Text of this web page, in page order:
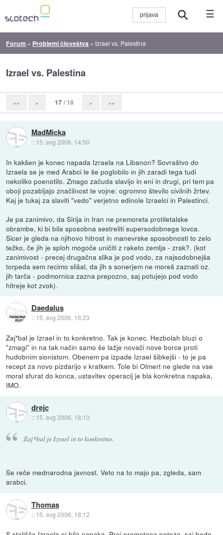
☰
Forum » Problemi človeštva » Izrael vs. Palestina
Izrael vs. Palestina
«« « 17 / 18 » »»
MadMicka
:: 15. avg 2006, 14:50
In kakšen je konec napada Izraela na Libanon? Sovraštvo do
Izraela se je med Arabci le še poglobilo in jih zaradi tega tudi
nekoliko poenotilo. Zmago začuda slavijo in eni in drugi, pri tem pa
oboji pozabljajo značilnost te vojne: ogromno število civilnih žrtev.
Kaj je tukaj za slaviti "vedo" verjetno edinole Izraelci in Palestinci.
Je pa zanimivo, da Sirija in Iran ne premoreta protiletalske
obrambe, ki bi bila sposobna sestreliti supersodobnega lovca.
Sicer je gleda na njihovo hitrost in manevrske sposobnosti to zelo
težko, če jih je sploh mogoče uničiti z raketo zemlja - zrak?. (kot
zanimivost - precej drugačna slika je pod vodo, za najsodobnejša
torpeda sem recimo slišal, da jih s sonerjem ne moreš zaznati oz.
jih tarča - podmornica zazna prepozno, saj potujejo pod vodo
hitreje kot zvok).
Daedalus
:: 15. avg 2006, 16:23
Zaj*bal je Izrael in to konkretno. Tak je konec. Hezbolah bluzi o
"zmagi" in na tak način samo še lažje novači nove borce proti
hudobnim sionistom. Obenem pa izpade Izrael šibkejši - to je pa
recept za novo pizdarijo v kratkem. Tole bi Olmert ne glede na vse
moral sfurat do konca, ustavitev operacij je bla konkretna napaka,
IMO.
drejc
:: 15. avg 2006, 18:10
Zaj*bal je Izrael in to konkretno.
Se reče mednarodna javnost. Veto na to majo pa, zgleda, sam
arabci.
Thomas
:: 15. avg 2006, 18:12